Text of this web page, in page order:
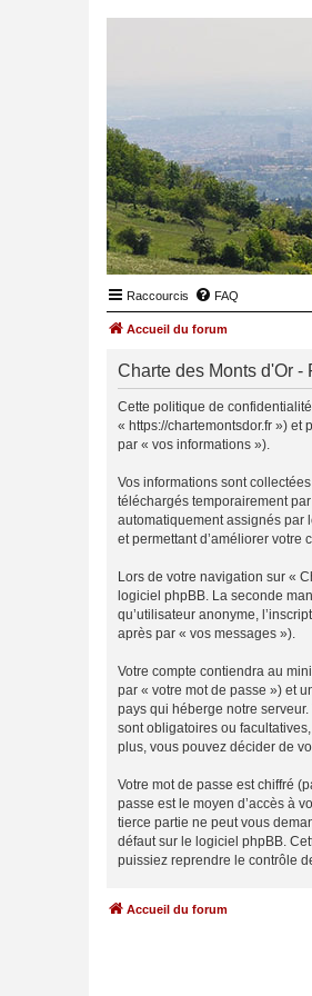
Raccourcis FAQ
Accueil du forum
Charte des Monts d'Or
Cette politique de
« https://chartemontsdor.fr »)
par « vos informations »).
Vos informations sont
téléchargés temporairement
automatiquement assignés par
et permettant d’améliorer votre
Lors de votre navigation sur «
logiciel phpBB. La seconde
qu’utilisateur anonyme,
après par « vos messages »).
Votre compte contiendra au
par « votre mot de passe ») et
pays qui héberge notre
sont obligatoires ou
plus, vous pouvez décider de
Votre mot de passe est chiffré
passe est le moyen d’accès à
tierce partie ne peut vous
défaut sur le logiciel phpBB.
puissiez reprendre le contrôle
Accueil du forum